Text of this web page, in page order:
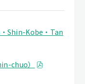
Shin-Kobe・Tan
chuo）